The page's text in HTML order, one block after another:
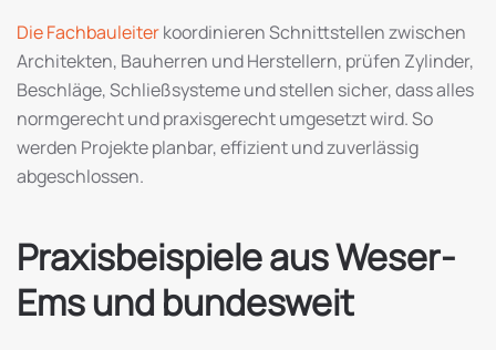
Die Fachbauleiterkoordinieren Schnittstellen zwischen
Architekten, Bauherren und Herstellern, prüfen Zylinder,
Beschläge, Schließsysteme und stellen sicher, dass alles
normgerecht und praxisgerecht umgesetzt wird. So
werden Projekte planbar, effizient und zuverlässig
abgeschlossen.
Praxisbeispiele aus Weser-
Ems und bundesweit